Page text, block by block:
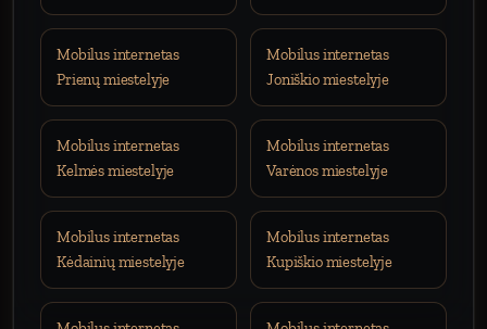
Mobilus internetas
Prienų miestelyje
Mobilus internetas
Joniškio miestelyje
Mobilus internetas
Kelmės miestelyje
Mobilus internetas
Varėnos miestelyje
Mobilus internetas
Kėdainių miestelyje
Mobilus internetas
Kupiškio miestelyje